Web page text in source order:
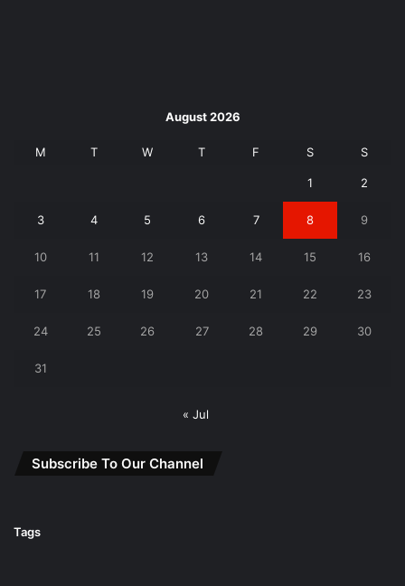
August 2026
M T W T F S S
1 2
3 4 5 6 7 8 9
10 11 12 13 14 15 16
17 18 19 20 21 22 23
24 25 26 27 28 29 30
31
« Jul
Subscribe To Our Channel
Tags